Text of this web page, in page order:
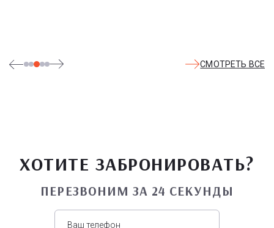
СМОТРЕТЬ ВСЕ
ХОТИТЕ ЗАБРОНИРОВАТЬ?
ПЕРЕЗВОНИМ ЗА 24 СЕКУНДЫ